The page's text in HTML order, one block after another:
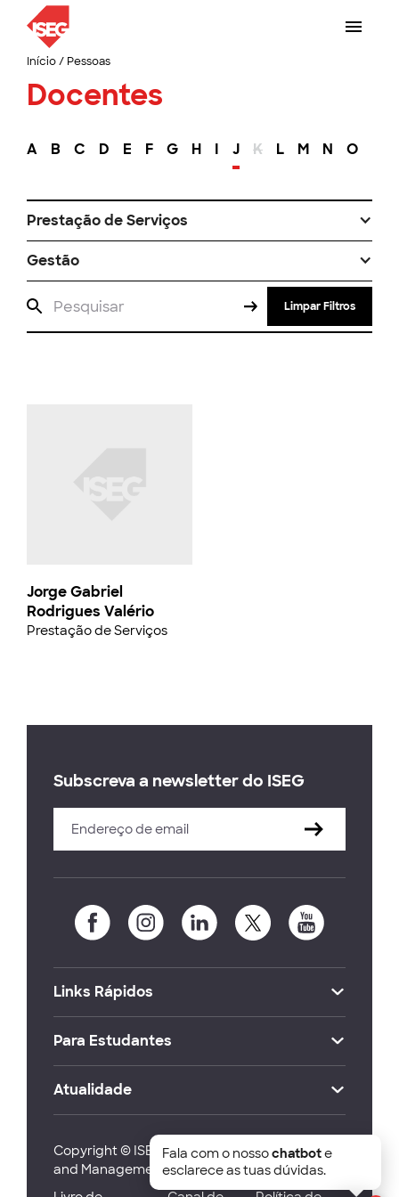
Início/ Pessoas
Docentes
A B C D E F G H I J K L M N O
Prestação de Serviços
Gestão
Limpar Filtros
Jorge Gabriel
Rodrigues Valério
Prestação de Serviços
Subscreva a newsletter do ISEG
Links Rápidos
Para Estudantes
Atualidade
Copyright © ISEG Lisbon School of Economics
and Management 2026
Fala com o nossochatbote
esclarece as tuas dúvidas.